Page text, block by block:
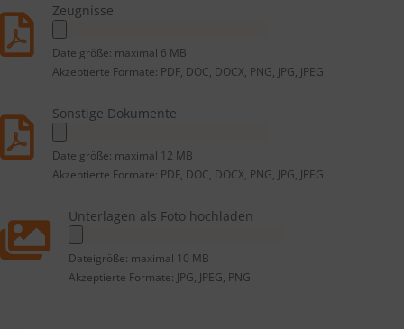
Zeugnisse
Dateigröße: maximal 6 MB
Akzeptierte Formate: PDF, DOC, DOCX, PNG, JPG, JPEG
Sonstige Dokumente
Dateigröße: maximal 12 MB
Akzeptierte Formate: PDF, DOC, DOCX, PNG, JPG, JPEG
Unterlagen als Foto hochladen
Dateigröße: maximal 10 MB
Akzeptierte Formate: JPG, JPEG, PNG